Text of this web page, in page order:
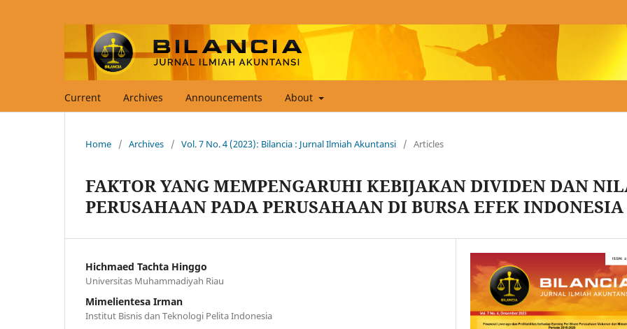
Current Archives Announcements About
Home / Archives / Vol. 7 No. 4 (2023): Bilancia : Jurnal Ilmiah Akuntansi / Articles
FAKTOR YANG MEMPENGARUHI KEBIJAKAN DIVIDEN DAN
PERUSAHAAN PADA PERUSAHAAN DI BURSA EFEK INDONESIA
Hichmaed Tachta Hinggo
Universitas Muhammadiyah Riau
Mimelientesa Irman
Institut Bisnis dan Teknologi Pelita Indonesia